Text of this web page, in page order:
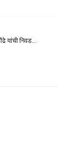
यांची निवड...